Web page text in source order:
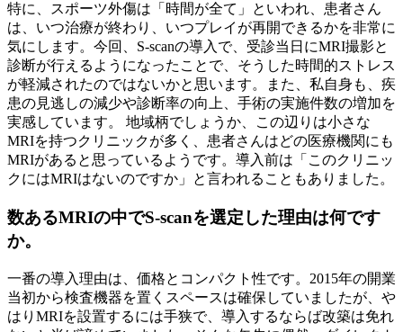
特に、スポーツ外傷は「時間が全て」といわれ、患者さん
は、いつ治療が終わり、いつプレイが再開できるかを非常に
気にします。今回、S-scanの導入で、受診当日にMRI撮影と
診断が行えるようになったことで、そうした時間的ストレス
が軽減されたのではないかと思います。また、私自身も、疾
患の見逃しの減少や診断率の向上、手術の実施件数の増加を
実感しています。 地域柄でしょうか、この辺りは小さな
MRIを持つクリニックが多く、患者さんはどの医療機関にも
MRIがあると思っているようです。導入前は「このクリニッ
クにはMRIはないのですか」と言われることもありました。
数あるMRIの中でS-scanを選定した理由は何です
か。
一番の導入理由は、価格とコンパクト性です。2015年の開業
当初から検査機器を置くスペースは確保していましたが、や
はりMRIを設置するには手狭で、導入するならば改築は免れ